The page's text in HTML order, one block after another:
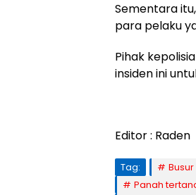
Sementara
para pelaku
Pihak
insiden ini
Editor : Raden
Tag: Busur
Panah